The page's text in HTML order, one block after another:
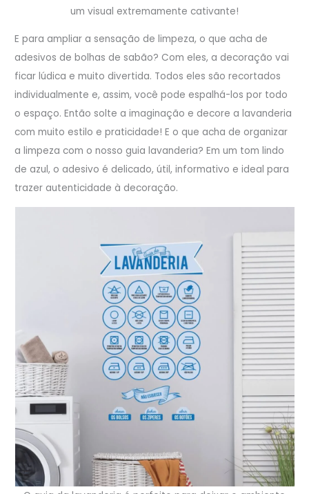
um visual extremamente cativante!
E para ampliar a sensação de limpeza, o que acha de
adesivos de bolhas de sabão? Com eles, a decoração vai
ficar lúdica e muito divertida. Todos eles são recortados
individualmente e, assim, você pode espalhá-los por todo
o espaço. Então solte a imaginação e decore a lavanderia
com muito estilo e praticidade! E o que acha de organizar
a limpeza com o nosso guia lavanderia? Em um tom lindo
de azul, o adesivo é delicado, útil, informativo e ideal para
trazer autenticidade à decoração.